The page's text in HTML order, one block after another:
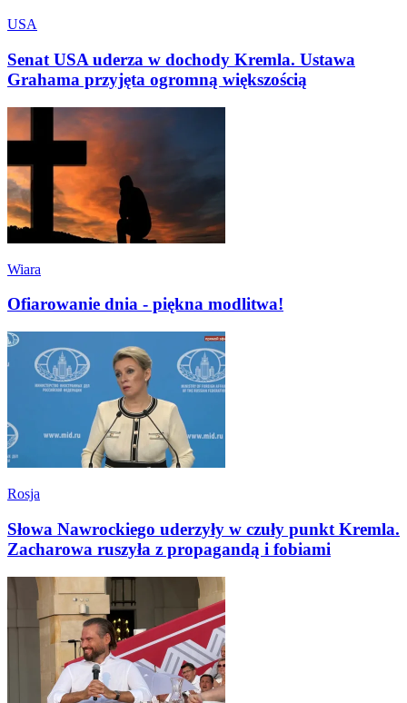
USA
Senat USA uderza w dochody Kremla. Ustawa
Grahama przyjęta ogromną większością
Wiara
Ofiarowanie dnia - piękna modlitwa!
Rosja
Słowa Nawrockiego uderzyły w czuły punkt Kremla.
Zacharowa ruszyła z propagandą i fobiami